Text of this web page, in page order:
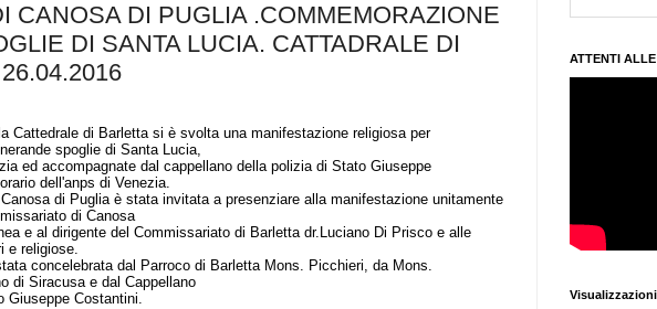
CANOSA DI PUGLIA .COMMEMORAZIONE
DI SANTA LUCIA. CATTADRALE DI
Cattedrale di Barletta si è svolta una manifestazione religiosa per
spoglie di Santa Lucia,
ed accompagnate dal cappellano della polizia di Stato Giuseppe
dell'anps di Venezia.
di Puglia è stata invitata a presenziare alla manifestazione unitamente
di Canosa
e al dirigente del Commissariato di Barletta dr.Luciano Di Prisco e alle
e religiose.
concelebrata dal Parroco di Barletta Mons. Picchieri, da Mons.
di Siracusa e dal Cappellano
Giuseppe Costantini.
ATTENTI